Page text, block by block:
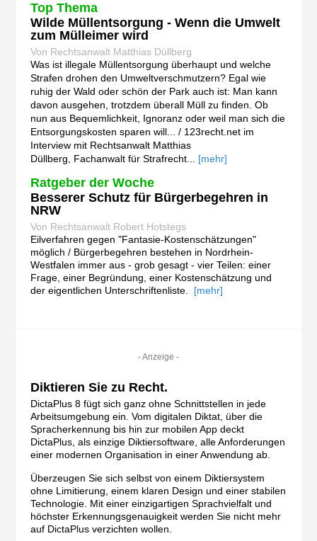
Top Thema
Wilde Müllentsorgung - Wenn die Umwelt
zum Mülleimer wird
Von Rechtsanwalt Matthias Düllberg
Was ist illegale Müllentsorgung überhaupt und welche
Strafen drohen den Umweltverschmutzern? Egal wie
ruhig der Wald oder schön der Park auch ist: Man kann
davon ausgehen, trotzdem überall Müll zu finden. Ob
nun aus Bequemlichkeit, Ignoranz oder weil man sich die
Entsorgungskosten sparen will... / 123recht.net im
Interview mit Rechtsanwalt Matthias
Düllberg, Fachanwalt für Strafrecht...
[mehr]
Ratgeber der Woche
Besserer Schutz für Bürgerbegehren in
NRW
Von Rechtsanwalt Robert Hotstegs
Eilverfahren gegen "Fantasie-Kostenschätzungen"
möglich / Bürgerbegehren bestehen in Nordrhein-
Westfalen immer aus - grob gesagt - vier Teilen: einer
Frage, einer Begründung, einer Kostenschätzung und
der eigentlichen Unterschriftenliste. [mehr]
- Anzeige -
Diktieren Sie zu Recht.
DictaPlus 8 fügt sich ganz ohne Schnittstellen in jede
Arbeitsumgebung ein. Vom digitalen Diktat, über die
Spracherkennung bis hin zur mobilen App deckt
DictaPlus, als einzige Diktiersoftware, alle Anforderungen
einer modernen Organisation in einer Anwendung ab.
Überzeugen Sie sich selbst von einem Diktiersystem
ohne Limitierung, einem klaren Design und einer stabilen
Technologie. Mit einer einzigartigen Sprachvielfalt und
höchster Erkennungsgenauigkeit werden Sie nicht mehr
auf DictaPlus verzichten wollen.